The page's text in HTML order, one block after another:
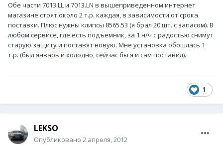
Обе части 7013.LL и 7013.LN в вышеприведенном интернет
магазине стоят около 2 т.р. каждая, в зависимости от срока
поставки. Плюс нужны клипсы 8565.53 (я брал 20 шт. с запасом). В
любом сервисе, где есть подъемник, за 1 н/ч с радостью снимут
старую защиту и поставят новую. Мне установка обошлась 1
т.р. (был январь и холодно, сейчас бы я и сам поставил).
1
LEKSO
Опубликовано 2 апреля, 2012